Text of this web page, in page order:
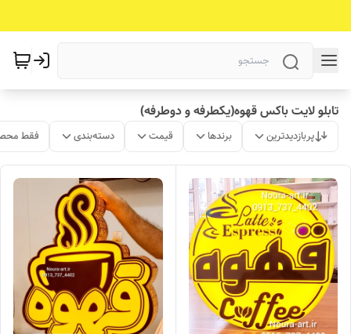
تابلو لایت باکس قهوه(یکطرفه و دوطرفه)
پربازدیدترین برندها قیمت دسته‌بندی فقط